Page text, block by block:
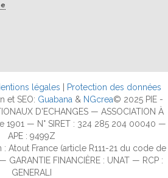
légales
Protection des données
et SEO: Guabana & NGcrea© 2025 PIE -
D'ECHANGES — ASSOCIATION À
1901 — N° SIRET : 324 285 204 00040 —
APE : 9499Z
: Atout France (article R111-21 du code de
GARANTIE FINANCIÈRE : UNAT — RCP :
GENERALI